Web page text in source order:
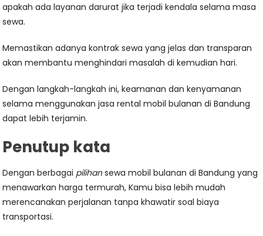
apakah ada layanan darurat jika terjadi kendala selama masa
sewa.
Memastikan adanya kontrak sewa yang jelas dan transparan
akan membantu menghindari masalah di kemudian hari.
Dengan langkah-langkah ini, keamanan dan kenyamanan
selama menggunakan jasa rental mobil bulanan di Bandung
dapat lebih terjamin.
Penutup kata
Dengan berbagai pilihansewa mobil bulanan di Bandung yang
menawarkan harga termurah, Kamu bisa lebih mudah
merencanakan perjalanan tanpa khawatir soal biaya
transportasi.